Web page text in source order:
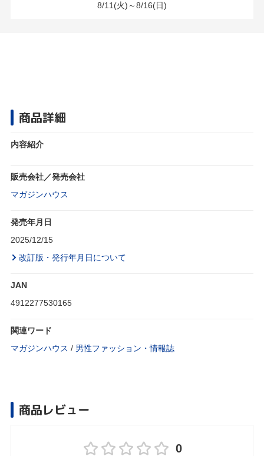
8/11(火)～8/16(日)
商品詳細
内容紹介
販売会社／発売会社
マガジンハウス
発売年月日
2025/12/15
改訂版・発行年月日について
JAN
4912277530165
関連ワード
マガジンハウス / 男性ファッション・情報誌
商品レビュー
0